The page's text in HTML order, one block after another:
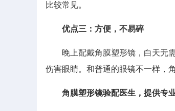
比较常见。
优点三：方便，不易碎
晚上配戴角膜塑形镜，白天无需
伤害眼睛。和普通的眼镜不一样，
角膜塑形镜验配医生，提供专